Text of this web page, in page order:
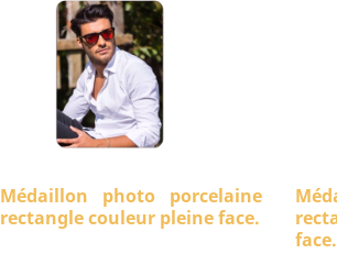
Médaillon photo porcelaine
rectangle couleur pleine face.
face.